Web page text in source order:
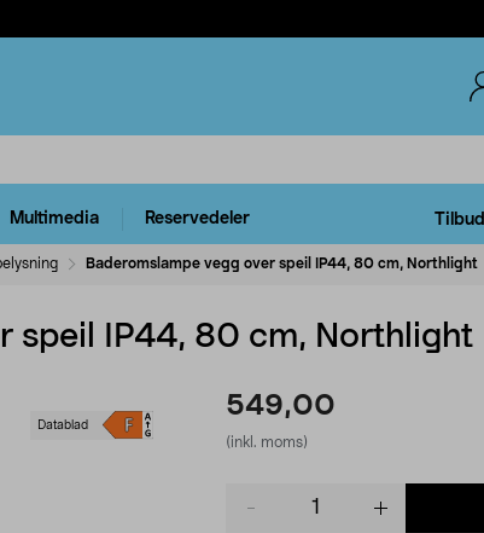
Multimedia Reservedeler Tilbud
Baderomslampe vegg over speil IP44, 80 cm, Northlight
speil IP44, 80 cm, Northlight
Datablad
549,00
(inkl. moms)